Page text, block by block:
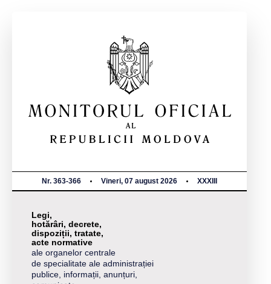
Nr. 363-366 Vineri, 07 august 2026 XXXIII
Legi,
hotărâri, decrete,
dispoziții, tratate,
acte normative
ale organelor centrale
de specialitate ale administrației
publice, informații, anunțuri,